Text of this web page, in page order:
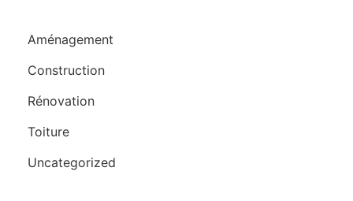
Aménagement
Construction
Rénovation
Toiture
Uncategorized